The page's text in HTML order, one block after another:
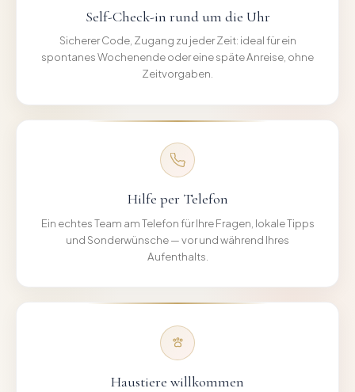
Self-Check-in rund um die Uhr
Sicherer Code, Zugang zu jeder Zeit: ideal für ein
spontanes Wochenende oder eine späte Anreise, ohne
Zeitvorgaben.
Hilfe per Telefon
Ein echtes Team am Telefon für Ihre Fragen, lokale Tipps
und Sonderwünsche — vor und während Ihres
Aufenthalts.
Haustiere willkommen